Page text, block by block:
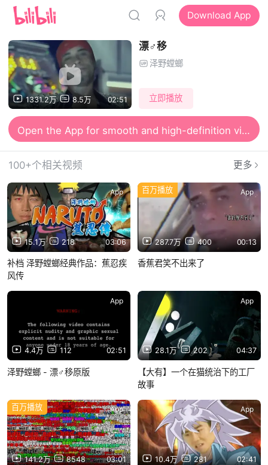
Download App
1331.2万 8.5万 02:51
漂♂移
泽野螳螂
立即播放
100+个相关视频 更多
15.1万 218 03:06
App
补档 泽野螳螂经典作品：蕉忍疾
风传
287.7万 400 00:13
百万播放 App
香蕉君笑不出来了
4.4万 112 02:51
App
泽野螳螂 - 漂♂移原版
28.1万 202 04:37
App
【大有】一个在猫统治下的工厂
故事
141.2万 8548 03:01
百万播放 App
10.4万 281 02:41
App